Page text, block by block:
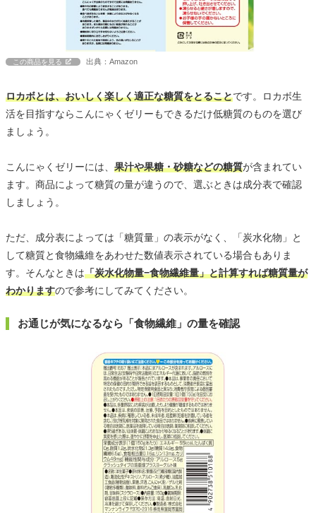
この商品を見る 出典：Amazon
ロカボとは、おいしく楽しく適正な糖質をとることです。ロカボ生
活を目指すならこんにゃくゼリーもできるだけ低糖質のものを選び
ましょう。
こんにゃくゼリーには、 果汁や果糖・砂糖などの糖質が含まれてい
ます。商品によって糖質の量が違うので、選ぶときは成分表で確認
しましょう。
ただ、成分表によっては「糖質量」の表示がなく、「炭水化物」と
して糖質と食物繊維をあわせた数値表示されている場合もありま
す。そんなときは「炭水化物量−食物繊維量」と計算すれば糖質量が
わかりますので参考にしてみてください。
お通じが気になるなら「食物繊維」の量を確認